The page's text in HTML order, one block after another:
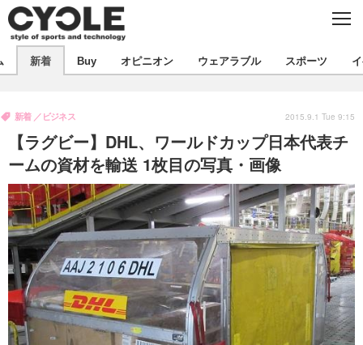
C
E
製品/用品
飲食
バックナンバー
コラム
インプレ
ボイス
デバイス
ビジネス
国内
海外
スポーツ
短信
まとめ
選手
写真
動画
イベント
試乗会
スポーツ
ツアー
文化
エンタメ
芸能
出版／映画
話題
ファッション
デザイン
ライフ
社会
ハウツー
新着 Buy オピニオン ウェアラブル スポーツ
【ラグビー】DHL、ワールドカップ日本代表チ
ームの資材を輸送 1枚目の写真・画像
新着 ビジネス 2015.9.1 Tue 9:15